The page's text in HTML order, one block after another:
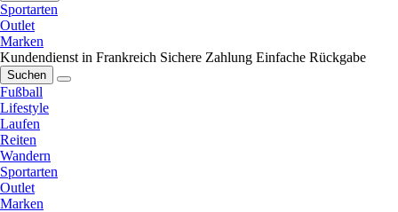
Sportarten
Outlet
Marken
Kundendienst in Frankreich Sichere Zahlung Einfache Rückgabe
Suchen
Fußball
Lifestyle
Laufen
Reiten
Wandern
Sportarten
Outlet
Marken